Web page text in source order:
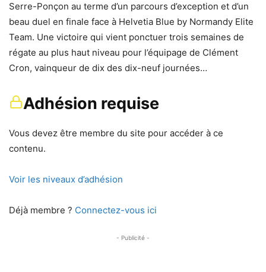
Serre-Ponçon au terme d’un parcours d’exception et d’un
beau duel en finale face à Helvetia Blue by Normandy Elite
Team. Une victoire qui vient ponctuer trois semaines de
régate au plus haut niveau pour l’équipage de Clément
Cron, vainqueur de dix des dix-neuf journées…
Adhésion requise
Vous devez être membre du site pour accéder à ce
contenu.
Voir les niveaux d’adhésion
Déjà membre ? Connectez-vous ici
- Publicité -